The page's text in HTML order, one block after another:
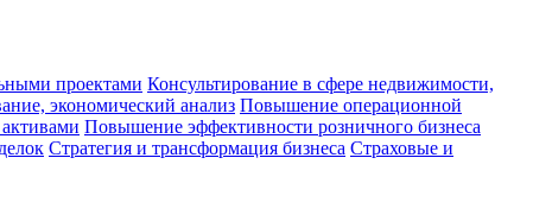
проектами Консультирование в сфере недвижимости,
экономический анализ Повышение операционной
Повышение эффективности розничного бизнеса
Стратегия и трансформация бизнеса Страховые и